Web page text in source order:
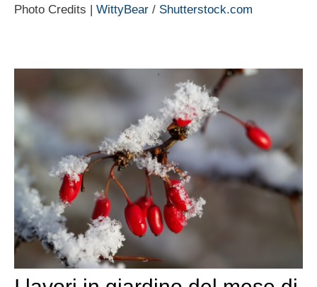
Photo Credits | WittyBear / Shutterstock.com